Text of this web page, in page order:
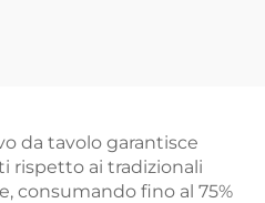
solare
da tavolo garantisce
rispetto ai tradizionali
consumando fino al 75%